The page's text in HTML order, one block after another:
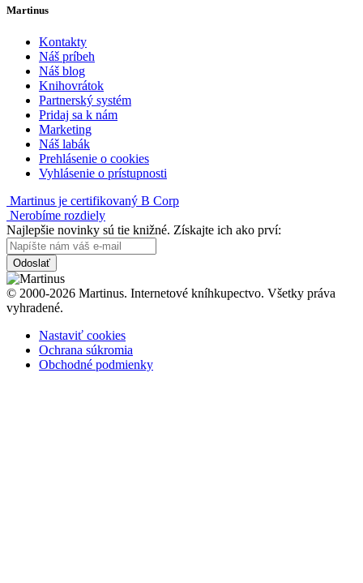
Martinus
Kontakty
Náš príbeh
Náš blog
Knihovrátok
Partnerský systém
Pridaj sa k nám
Marketing
Náš labák
Prehlásenie o cookies
Vyhlásenie o prístupnosti
Martinus je certifikovaný B Corp
Nerobíme rozdiely
Najlepšie novinky sú tie knižné. Získajte ich ako prví:
Odoslať
© 2000-2026 Martinus. Internetové kníhkupectvo. Všetky práva
vyhradené.
Nastaviť cookies
Ochrana súkromia
Obchodné podmienky